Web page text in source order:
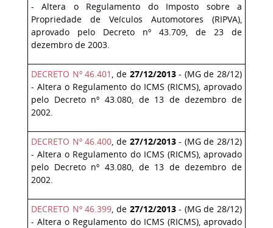
- Altera o Regulamento do Imposto sobre a
Propriedade de Veículos Automotores (RIPVA),
aprovado pelo Decreto nº 43.709, de 23 de
dezembro de 2003.
DECRETO Nº 46.401 , de 27/12/2013- (MG de 28/12)
- Altera o Regulamento do ICMS (RICMS), aprovado
pelo Decreto nº 43.080, de 13 de dezembro de
2002.
DECRETO Nº 46.400, de 27/12/2013- (MG de 28/12)
- Altera o Regulamento do ICMS (RICMS), aprovado
pelo Decreto nº 43.080, de 13 de dezembro de
2002.
DECRETO Nº 46.399, de 27/12/2013- (MG de 28/12)
- Altera o Regulamento do ICMS (RICMS), aprovado